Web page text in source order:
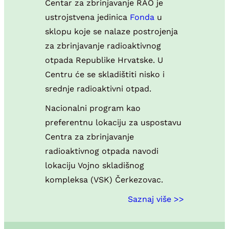
Centar za zbrinjavanje RAO je
ustrojstvena jedinica Fonda u
sklopu koje se nalaze postrojenja
za zbrinjavanje radioaktivnog
otpada Republike Hrvatske. U
Centru će se skladištiti nisko i
srednje radioaktivni otpad.
Nacionalni program kao
preferentnu lokaciju za uspostavu
Centra za zbrinjavanje
radioaktivnog otpada navodi
lokaciju Vojno skladišnog
kompleksa (VSK) Čerkezovac.
Saznaj više >>